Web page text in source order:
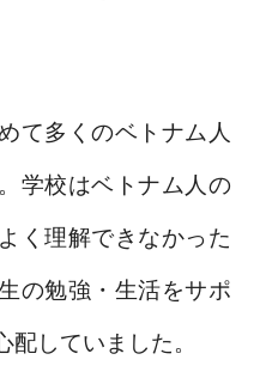
て多くのベトナム人
学校はベトナム人の
く理解できなかった
の勉強・生活をサポ
していました。